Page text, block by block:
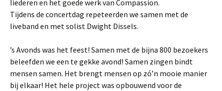
liederen en het goede werk van Compassion.
Tijdens de concertdag repeteerden we samen met de
liveband en met solist Dwight Dissels.
’s Avonds was het feest! Samen met de bijna 800 bezoekers
beleefden we een te gekke avond! Samen zingen bindt
mensen samen. Het brengt mensen op zó’n mooie manier
bij elkaar! Het hele project was opbouwend voor de